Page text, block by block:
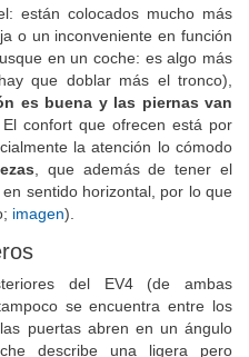
EV3, pero hay una diferencia
están colocados mucho más
o un inconveniente en función
en un coche: es algo más
que doblar más el tronco),
es buena y las piernas van
confort que ofrecen está por
la atención lo cómodo
, que además de tener el
sentido horizontal, por lo que
del EV4 (de ambas
se encuentra entre los
puertas abren en un ángulo